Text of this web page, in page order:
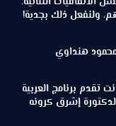
ولنفعل ذلك بجدية!
محمود هنداوي
تقدم برنامج العربية
إشرق كرونه